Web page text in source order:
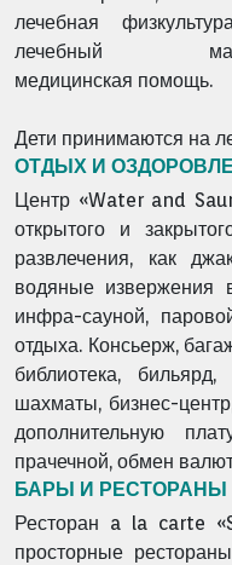
лечебная
лечебный
медицинская помощь.
Дети принимаются на
ОТДЫХ И
Центр «Water and
открытого и
развлечения, как
водяные извержения
инфра-сауной,
отдыха. Консьерж,
библиотека,
шахматы, бизнес-
дополнительную
прачечной, обмен
БАРЫ И РЕСТОРАНЫ
Ресторан a la carte
просторные